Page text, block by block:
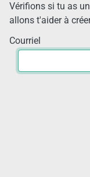
Vérifions si tu as
allons t'aider à
Courriel